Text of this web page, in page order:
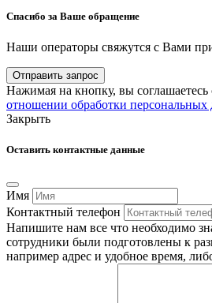
Спасибо за Ваше обращение
Наши операторы свяжутся с Вами
Отправить запрос
Нажимая на кнопку, вы соглашаетесь
отношении обработки персональных
Закрыть
Оставить контактные данные
Имя
Контактный телефон
Напишите нам все что необходимо
сотрудники были подготовлены к
например адрес и удобное время,